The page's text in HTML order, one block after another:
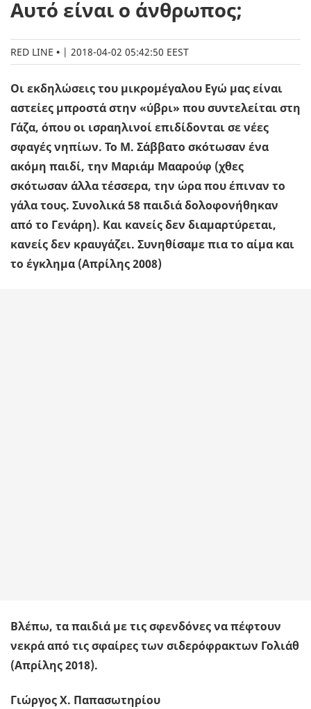
Αυτό είναι ο άνθρωπος;
RED LINE | 2018-04-02 05:42:50 EEST
Οι εκδηλώσεις του μικρομέγαλου Εγώ μας είναι
αστείες μπροστά στην «ύβρι» που συντελείται στη
Γάζα, όπου οι ισραηλινοί επιδίδονται σε νέες
σφαγές νηπίων. Το Μ. Σάββατο σκότωσαν ένα
ακόμη παιδί, την Μαριάμ Μααρούφ (χθες
σκότωσαν άλλα τέσσερα, την ώρα που έπιναν το
γάλα τους. Συνολικά 58 παιδιά δολοφονήθηκαν
από το Γενάρη). Και κανείς δεν διαμαρτύρεται,
κανείς δεν κραυγάζει. Συνηθίσαμε πια το αίμα και
το έγκλημα (Απρίλης 2008)
Βλέπω, τα παιδιά με τις σφενδόνες να πέφτουν
νεκρά από τις σφαίρες των σιδερόφρακτων Γολιάθ
(Απρίλης 2018).
Γιώργος X. Παπασωτηρίου